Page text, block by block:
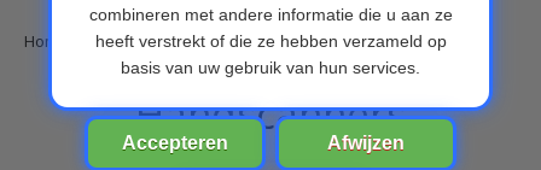
Home OBD scanners / Handscanners
Handscanners